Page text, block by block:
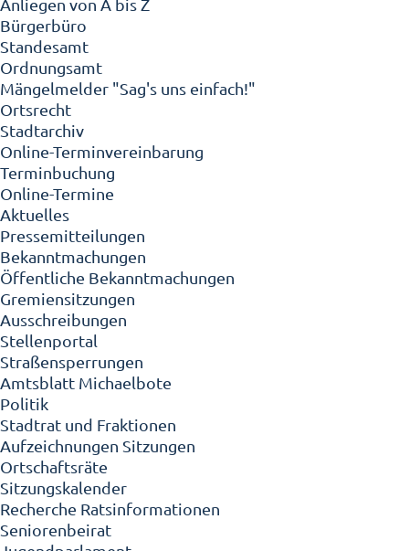
Anliegen von A bis Z
Bürgerbüro
Standesamt
Ordnungsamt
Mängelmelder "Sag's uns einfach!"
Ortsrecht
Stadtarchiv
Online-Terminvereinbarung
Terminbuchung
Online-Termine
Aktuelles
Pressemitteilungen
Bekanntmachungen
Öffentliche Bekanntmachungen
Gremiensitzungen
Ausschreibungen
Stellenportal
Straßensperrungen
Amtsblatt Michaelbote
Politik
Stadtrat und Fraktionen
Aufzeichnungen Sitzungen
Ortschaftsräte
Sitzungskalender
Recherche Ratsinformationen
Seniorenbeirat